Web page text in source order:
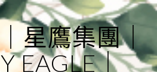
星鷹集團｜
EAGLE｜